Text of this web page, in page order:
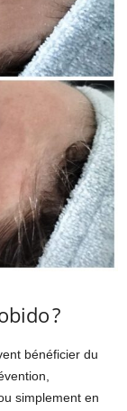
?
bénéficier du
simplement en